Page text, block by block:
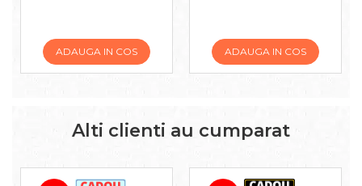
ADAUGA IN COS ADAUGA IN COS
Alti clienti au cumparat